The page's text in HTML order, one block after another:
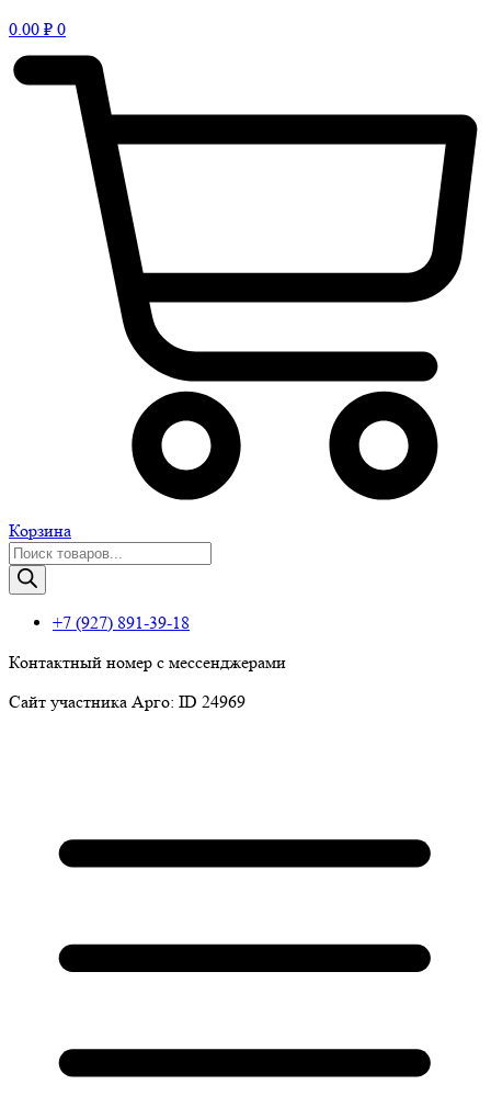
0.00 ₽ 0
Корзина
Поиск
товаров
+7 (927) 891-39-18
Контактный номер с мессенджерами
Сайт участника Арго: ID 24969